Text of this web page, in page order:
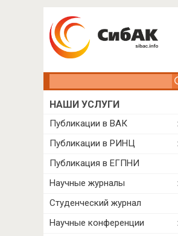
НАШИ УСЛУГИ
Публикации в ВАК
Публикации в РИНЦ
Публикация в ЕГПНИ
Научные журналы
Студенческий журнал
Научные конференции